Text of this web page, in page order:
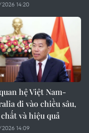
14:20
hệ Việt Nam-
đi vào chiều sâu,
và hiệu quả
14:09